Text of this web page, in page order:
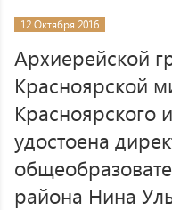
12 Октября 2016
Архиерейской
Красноярской
Красноярского
удостоена
района Нина